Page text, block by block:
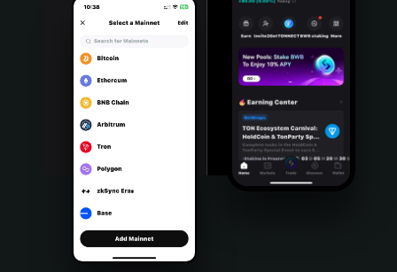
Português (Portugal)
Bahasa Indonesia
Português (Brasil)
Español (Argentina)